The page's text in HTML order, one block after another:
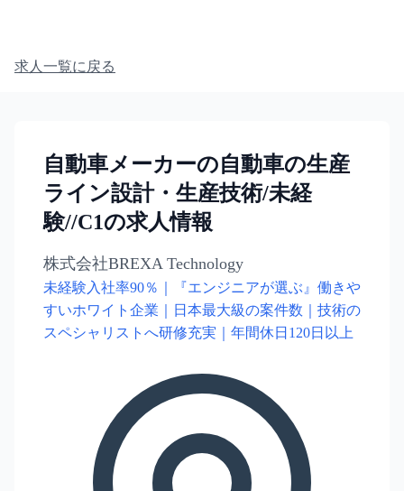
求人一覧に戻る
自動車メーカーの自動車の生産
ライン設計・生産技術/未経
験//C1の求人情報
株式会社BREXA Technology
未経験入社率90％｜『エンジニアが選ぶ』働きや
すいホワイト企業｜日本最大級の案件数｜技術の
スペシャリストへ研修充実｜年間休日120日以上